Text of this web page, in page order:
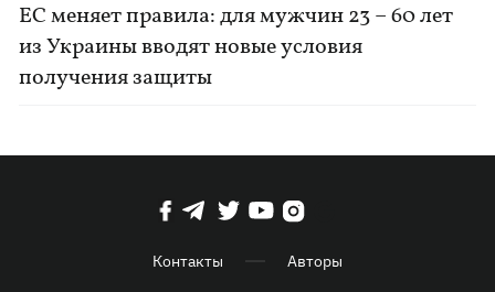
ЕС меняет правила: для мужчин 23 – 60 лет
из Украины вводят новые условия
получения защиты
Контакты Авторы